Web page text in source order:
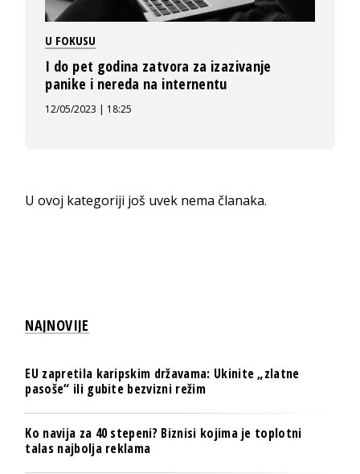
U FOKUSU
I do pet godina zatvora za izazivanje
panike i nereda na internentu
12/05/2023 | 18:25
U ovoj kategoriji još uvek nema članaka.
NAJNOVIJE
EU zapretila karipskim državama: Ukinite „zlatne
pasoše“ ili gubite bezvizni režim
Ko navija za 40 stepeni? Biznisi kojima je toplotni
talas najbolja reklama